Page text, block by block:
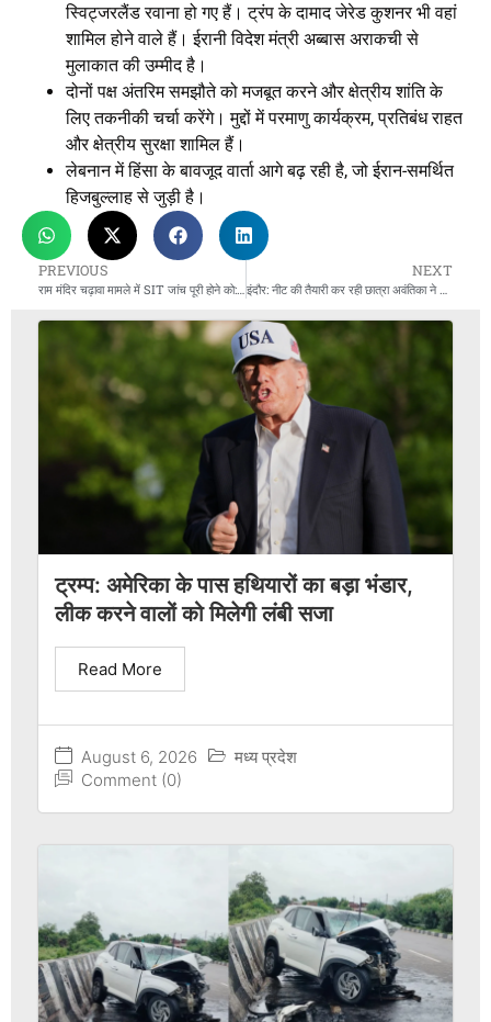
स्विट्जरलैंड रवाना हो गए हैं। ट्रंप के दामाद जेरेड कुशनर भी वहां
शामिल होने वाले हैं। ईरानी विदेश मंत्री अब्बास अराकची से
मुलाकात की उम्मीद है।
दोनों पक्ष अंतरिम समझौते को मजबूत करने और क्षेत्रीय शांति के
लिए तकनीकी चर्चा करेंगे। मुद्दों में परमाणु कार्यक्रम, प्रतिबंध राहत
और क्षेत्रीय सुरक्षा शामिल हैं।
लेबनान में हिंसा के बावजूद वार्ता आगे बढ़ रही है, जो ईरान-समर्थित
हिजबुल्लाह से जुड़ी है।
PREVIOUS NEXT
ट्रम्प: अमेरिका के पास हथियारों का बड़ा भंडार,
लीक करने वालों को मिलेगी लंबी सजा
August 6, 2026
मध्य प्रदेश
Comment (0)
Read More